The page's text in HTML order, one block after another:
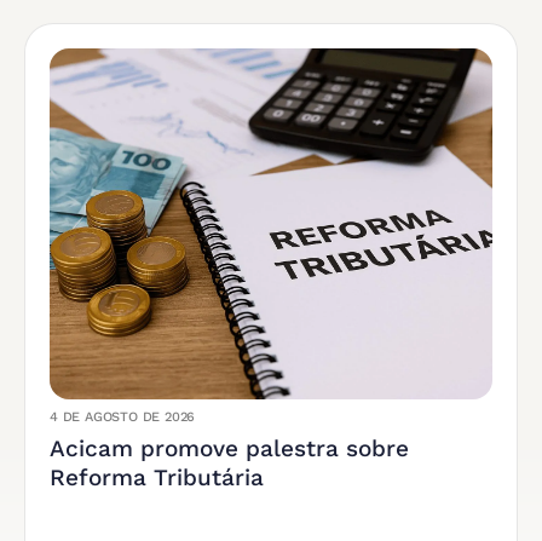
4 DE AGOSTO DE 2026
Acicam promove palestra sobre
Reforma Tributária